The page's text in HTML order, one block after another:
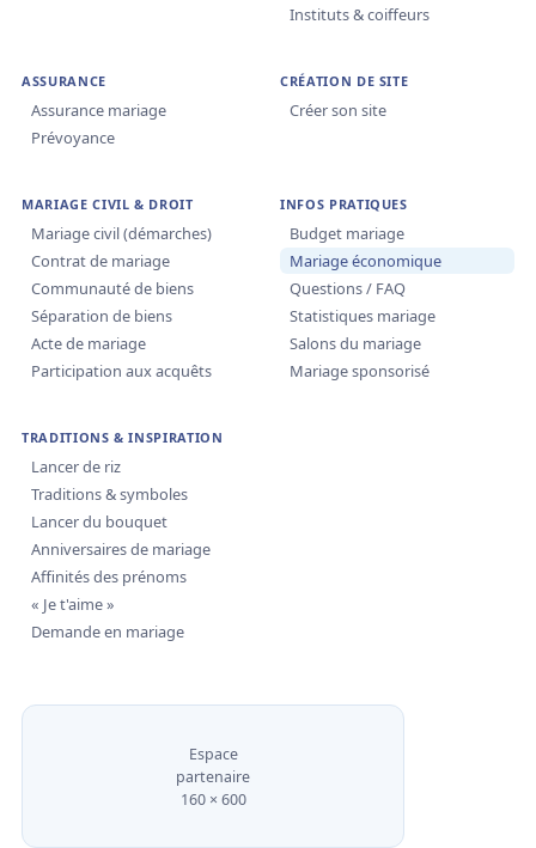
Instituts & coiffeurs
ASSURANCE
Assurance mariage
Prévoyance
CRÉATION DE SITE
Créer son site
MARIAGE CIVIL & DROIT
Mariage civil (démarches)
Contrat de mariage
Communauté de biens
Séparation de biens
Acte de mariage
Participation aux acquêts
INFOS PRATIQUES
Budget mariage
Mariage économique
Questions / FAQ
Statistiques mariage
Salons du mariage
Mariage sponsorisé
TRADITIONS & INSPIRATION
Lancer de riz
Traditions & symboles
Lancer du bouquet
Anniversaires de mariage
Affinités des prénoms
« Je t'aime »
Demande en mariage
Espace
partenaire
160 × 600